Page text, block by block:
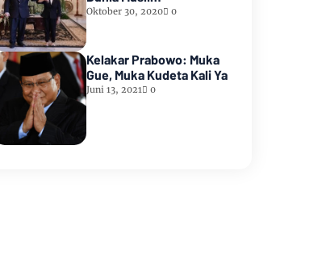
Oktober 30, 2020 0
Kelakar Prabowo: Muka
Gue, Muka Kudeta Kali Ya
Juni 13, 2021 0